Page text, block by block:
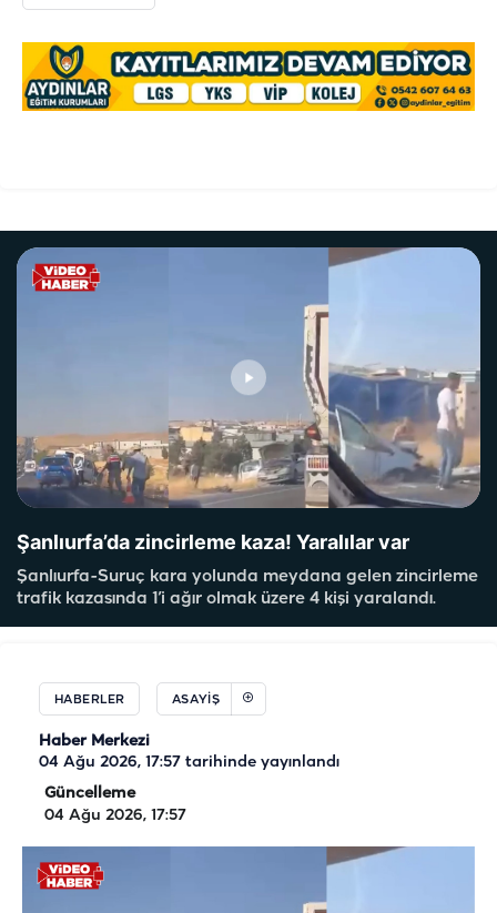
Şanlıurfa’da zincirleme kaza! Yaralılar var
Şanlıurfa-Suruç kara yolunda meydana gelen zincirleme
trafik kazasında 1’i ağır olmak üzere 4 kişi yaralandı.
HABERLER ASAYIŞ
Haber Merkezi
04 Ağu 2026, 17:57 tarihinde yayınlandı
Güncelleme
04 Ağu 2026, 17:57